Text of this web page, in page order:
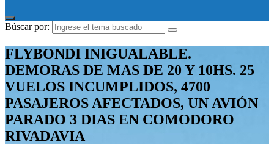
Búscar por:
FLYBONDI INIGUALABLE.
DEMORAS DE MAS DE 20 Y 10HS. 25
VUELOS INCUMPLIDOS, 4700
PASAJEROS AFECTADOS, UN AVIÓN
PARADO 3 DIAS EN COMODORO
RIVADAVIA